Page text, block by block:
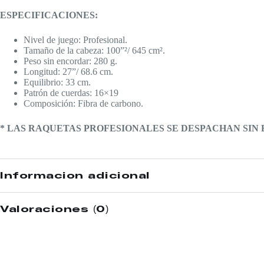
ESPECIFICACIONES:
Nivel de juego: Profesional.
Tamaño de la cabeza: 100”²/ 645 cm².
Peso sin encordar: 280 g.
Longitud: 27”/ 68.6 cm.
Equilibrio: 33 cm.
Patrón de cuerdas: 16×19
Composición: Fibra de carbono.
* LAS RAQUETAS PROFESIONALES SE DESPACHAN SIN
Información adicional
Valoraciones (0)